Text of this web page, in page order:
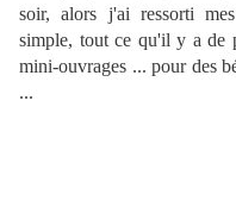
soir, alors j'ai ressorti
simple, tout ce qu'il y a de
mini-ouvrages ... pour des
...